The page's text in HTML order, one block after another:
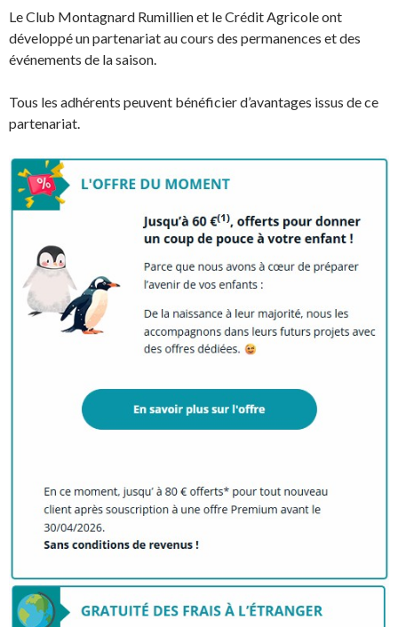
Le Club Montagnard Rumillien et le Crédit Agricole ont
développé un partenariat au cours des permanences et des
événements de la saison.
Tous les adhérents peuvent bénéficier d’avantages issus de ce
partenariat.